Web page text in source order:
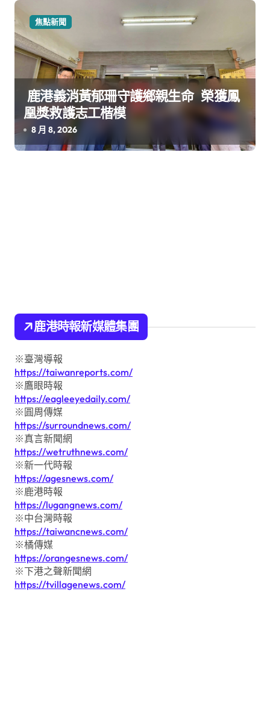
焦點新聞
鹿港義消黃郁珊守護鄉親生命 榮獲鳳
凰獎救護志工楷模
8 月 8, 2026
鹿港時報新媒體集團
※臺灣導報
https://taiwanreports.com/
※鷹眼時報
https://eagleeyedaily.com/
※圓周傳媒
https://surroundnews.com/
※真言新聞網
https://wetruthnews.com/
※新一代時報
https://agesnews.com/
※鹿港時報
https://lugangnews.com/
※中台灣時報
https://taiwancnews.com/
※橘傳媒
https://orangesnews.com/
※下港之聲新聞網
https://tvillagenews.com/